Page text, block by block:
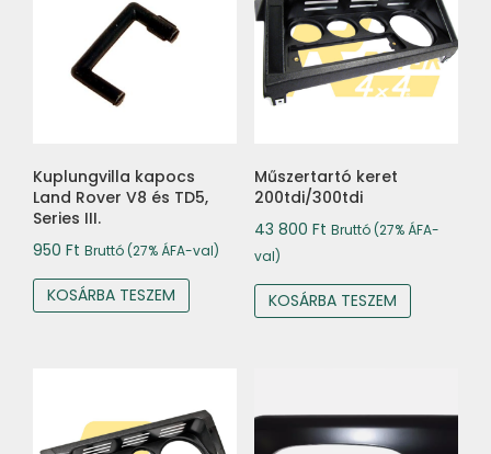
Kuplungvilla kapocs
Land Rover V8 és TD5,
Series III.
950 Ft Bruttó (27% ÁFA-val)
KOSÁRBA TESZEM
Műszertartó keret
200tdi/300tdi
43 800 Ft Bruttó (27% ÁFA-
val)
KOSÁRBA TESZEM